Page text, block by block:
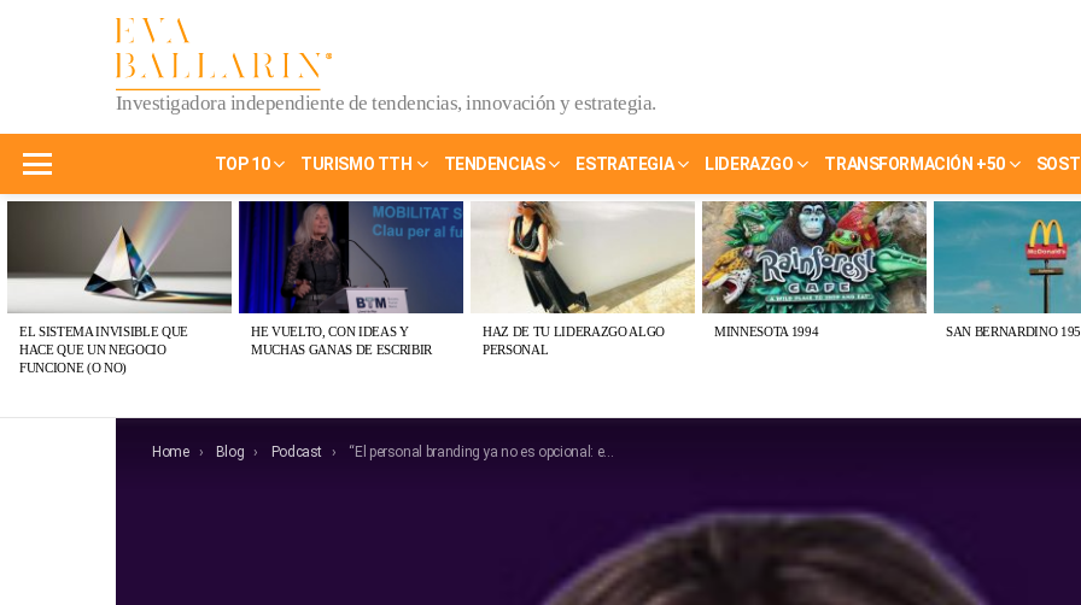
Investigadora independiente de tendencias, innovación y estrategia.
TOP 10 TURISMO TTH TENDENCIAS ESTRATEGIA LIDERAZGO TRANSFORMACIÓN +50
PUBLICACIONES
EL SISTEMA INVISIBLE QUE
HACE QUE UN NEGOCIO
FUNCIONE (O NO)
HE VUELTO, CON IDEAS Y
MUCHAS GANAS DE ESCRIBIR
HAZ DE TU LIDERAZGO ALGO
PERSONAL
MINNESOTA 1994 SAN BERNARDINO
You are here:
Home Blog Podcast “El personal branding ya no es opcional: es inevitable”